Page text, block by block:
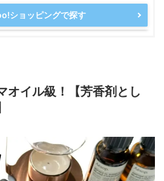
ショッピングで探す
オイル級！【芳香剤とし